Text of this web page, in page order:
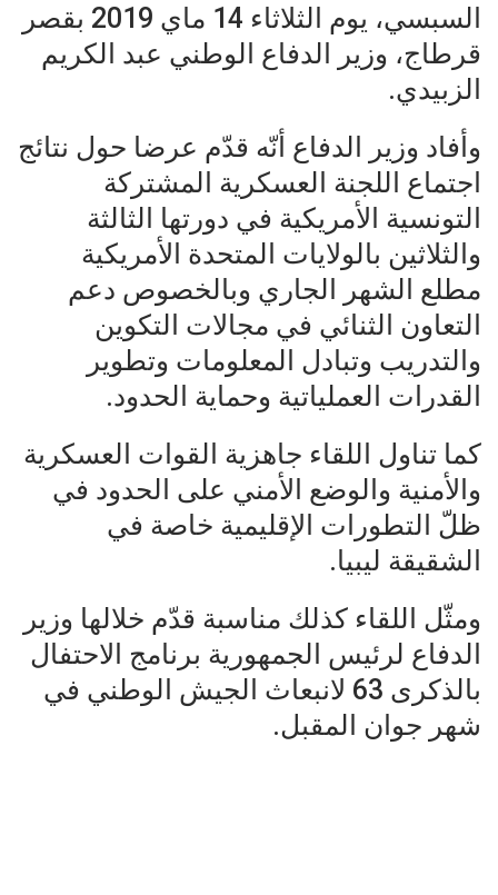
السبسي، يوم الثلاثاء 14 ماي 2019 بقصر
قرطاج، وزير الدفاع الوطني عبد الكريم
الزبيدي.
وأفاد وزير الدفاع أنّه قدّم عرضا حول نتائج
اجتماع اللجنة العسكرية المشتركة
التونسية الأمريكية في دورتها الثالثة
والثلاثين بالولايات المتحدة الأمريكية
مطلع الشهر الجاري وبالخصوص دعم
التعاون الثنائي في مجالات التكوين
والتدريب وتبادل المعلومات وتطوير
القدرات العملياتية وحماية الحدود.
كما تناول اللقاء جاهزية القوات العسكرية
والأمنية والوضع الأمني على الحدود في
ظلّ التطورات الإقليمية خاصة في
الشقيقة ليبيا.
ومثّل اللقاء كذلك مناسبة قدّم خلالها وزير
الدفاع لرئيس الجمهورية برنامج الاحتفال
بالذكرى 63 لانبعاث الجيش الوطني في
شهر جوان المقبل.